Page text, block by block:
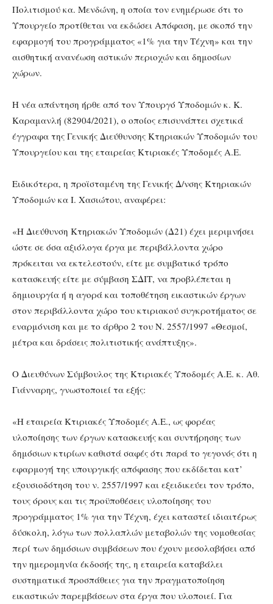
Πολιτισμού κα. Μενδώνη, η οποία τον ενημέρωσε ότι το
Υπουργείο προτίθεται να εκδώσει Απόφαση, με σκοπό την
εφαρμογή του προγράμματος «1% για την Τέχνη» και την
αισθητική ανανέωση αστικών περιοχών και δημοσίων
χώρων.
Η νέα απάντηση ήρθε από τον Υπουργό Υποδομών κ. Κ.
Καραμανλή (82904/2021), ο οποίος επισυνάπτει σχετικά
έγγραφα της Γενικής Διεύθυνσης Κτηριακών Υποδομών του
Υπουργείου και της εταιρείας Κτιριακές Υποδομές Α.Ε.
Ειδικότερα, η προϊσταμένη της Γενικής Δ/νσης Κτηριακών
Υποδομών κα Ι. Χασιώτου, αναφέρει:
«H Διεύθυνση Κτηριακών Υποδομών (Δ21) έχει μεριμνήσει
ώστε σε όσα αξιόλογα έργα με περιβάλλοντα χώρο
πρόκειται να εκτελεστούν, είτε με συμβατικό τρόπο
κατασκευής είτε με σύμβαση ΣΔΙΤ, να προβλέπεται η
δημιουργία ή η αγορά και τοποθέτηση εικαστικών έργων
στον περιβάλλοντα χώρο του κτιριακού συγκροτήματος σε
εναρμόνιση και με το άρθρο 2 του Ν. 2557/1997 «Θεσμοί,
μέτρα και δράσεις πολιτιστικής ανάπτυξης».
Ο Διευθύνων Σύμβουλος της Κτιριακές Υποδομές Α.Ε. κ. Αθ.
Γιάνναρης, γνωστοποιεί τα εξής:
«Η εταιρεία Κτιριακές Υποδομές Α.Ε., ως φορέας
υλοποίησης των έργων κατασκευής και συντήρησης των
δημόσιων κτιρίων καθιστά σαφές ότι παρά το γεγονός ότι η
εφαρμογή της υπουργικής απόφασης που εκδίδεται κατ’
εξουσιοδότηση του ν. 2557/1997 και εξειδικεύει τον τρόπο,
τους όρους και τις προϋποθέσεις υλοποίησης του
προγράμματος 1% για την Τέχνη, έχει καταστεί ιδιαιτέρως
δύσκολη, λόγω των πολλαπλών μεταβολών της νομοθεσίας
περί των δημόσιων συμβάσεων που έχουν μεσολαβήσει από
την ημερομηνία έκδοσής της, η εταιρεία καταβάλει
συστηματικά προσπάθειες για την πραγματοποίηση
εικαστικών παρεμβάσεων στα έργα που υλοποιεί. Για